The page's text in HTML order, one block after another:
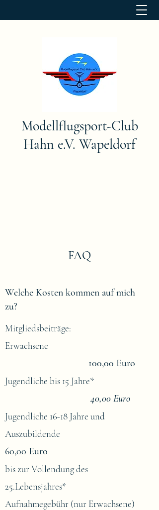
Modellflugsport-Club
Hahn e.V. Wapeldorf
FAQ
Welche Kosten kommen auf mich
zu?
Mitgliedsbeiträge:
Erwachsene
100,00 Euro
Jugendliche bis 15 Jahre*
40,00 Euro
Jugendliche 16-18 Jahre und
Auszubildende
60,00 Euro
bis zur Vollendung des
25.Lebensjahres*
Aufnahmegebühr (nur Erwachsene)